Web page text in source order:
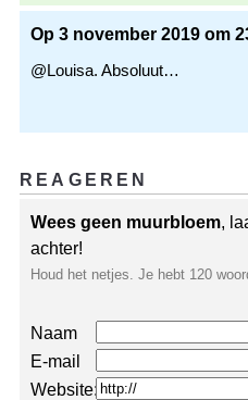
Op 3 november 2019 om
@Louisa. Absoluut…
REAGEREN
Wees geen muurbloem,
achter!
Houd het netjes. Je hebt 120
Naam
E-mail
Website: